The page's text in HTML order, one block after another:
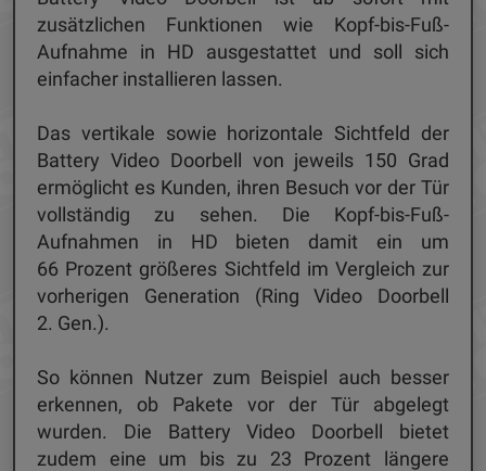
zusätzlichen Funktionen wie Kopf-bis-Fuß-
Aufnahme in HD ausgestattet und soll sich
einfacher installieren lassen.
Das vertikale sowie horizontale Sichtfeld der
Battery Video Doorbell von jeweils 150 Grad
ermöglicht es Kunden, ihren Besuch vor der Tür
vollständig zu sehen. Die Kopf-bis-Fuß-
Aufnahmen in HD bieten damit ein um
66 Prozent größeres Sichtfeld im Vergleich zur
vorherigen Generation (Ring Video Doorbell
2. Gen.).
So können Nutzer zum Beispiel auch besser
erkennen, ob Pakete vor der Tür abgelegt
wurden. Die Battery Video Doorbell bietet
zudem eine um bis zu 23 Prozent längere